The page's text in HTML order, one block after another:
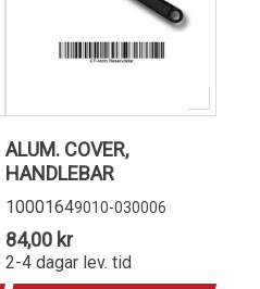
ALUM. COVER,
HANDLEBAR
10001649010-030006
84,00 kr
2-4 dagar lev. tid